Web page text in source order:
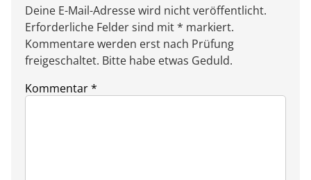
Deine E-Mail-Adresse wird nicht veröffentlicht.
Erforderliche Felder sind mit * markiert.
Kommentare werden erst nach Prüfung
freigeschaltet. Bitte habe etwas Geduld.
Kommentar*